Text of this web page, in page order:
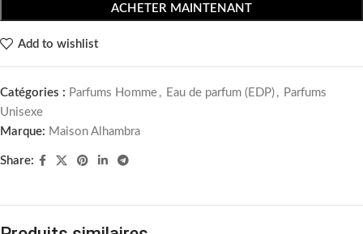
ACHETER MAINTENANT
Add to wishlist
Catégories : Parfums Homme , Eau de parfum (EDP) , Parfums
Unisexe
Marque: Maison Alhambra
Share: